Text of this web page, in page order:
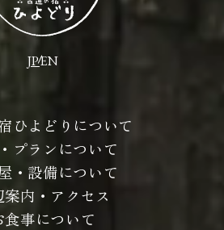
JPEN
ひよどりについて
プランについて
・設備について
案内・アクセス
食事について